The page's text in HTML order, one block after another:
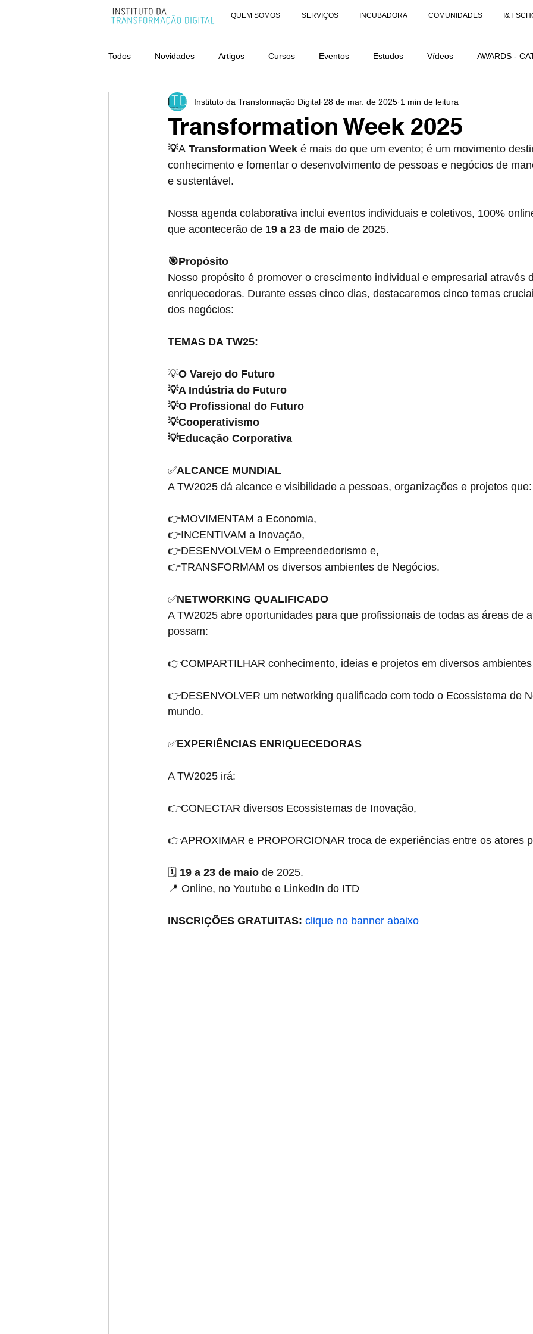
QUEM SOMOS SERVIÇOS INCUBADORA COMUNIDADES I&T
Todos Novidades Artigos Cursos Eventos Estudos Vídeos AWARDS -
AWARDS - CATEGORIA ORGANIZAÇÕES AWARDS - CATEGORIA DISTINÇÃO
Transformation Week 2025
Instituto da Transformação Digital 28 de mar. de 2025 1 min de leitura
💡A Transformation Week é mais do que um evento; é um movimento
conhecimento e fomentar o desenvolvimento de pessoas e negócios de
e sustentável.
Nossa agenda colaborativa inclui eventos individuais e coletivos, 100%
que acontecerão de 19 a 23 de maio de 2025.
🎯Propósito
Nosso propósito é promover o crescimento individual e empresarial através
enriquecedoras. Durante esses cinco dias, destacaremos cinco temas
dos negócios:
TEMAS DA TW25:
💡O Varejo do Futuro
💡A Indústria do Futuro
💡O Profissional do Futuro
💡Cooperativismo
💡Educação Corporativa
✅ALCANCE MUNDIAL
A TW2025 dá alcance e visibilidade a pessoas, organizações e projetos que:
👉MOVIMENTAM a Economia,
👉INCENTIVAM a Inovação,
👉DESENVOLVEM o Empreendedorismo e,
👉TRANSFORMAM os diversos ambientes de Negócios.
✅NETWORKING QUALIFICADO
A TW2025 abre oportunidades para que profissionais de todas as áreas de
possam:
👉COMPARTILHAR conhecimento, ideias e projetos em diversos
👉DESENVOLVER um networking qualificado com todo o Ecossistema de
mundo.
✅EXPERIÊNCIAS ENRIQUECEDORAS
A TW2025 irá:
👉CONECTAR diversos Ecossistemas de Inovação,
👉APROXIMAR e PROPORCIONAR troca de experiências entre os atores
🗓 19 a 23 de maio de 2025.
📍 Online, no Youtube e LinkedIn do ITD
INSCRIÇÕES GRATUITAS: clique no banner abaixo